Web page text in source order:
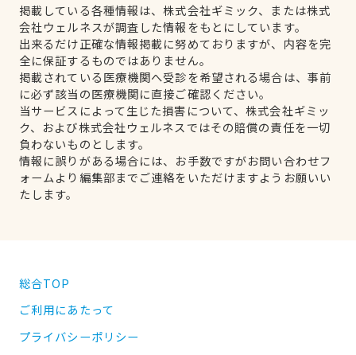
掲載している各種情報は、株式会社ギミック、または株式
会社ウェルネスが調査した情報をもとにしています。
出来るだけ正確な情報掲載に努めておりますが、内容を完
全に保証するものではありません。
掲載されている医療機関へ受診を希望される場合は、事前
に必ず該当の医療機関に直接ご確認ください。
当サービスによって生じた損害について、株式会社ギミッ
ク、および株式会社ウェルネスではその賠償の責任を一切
負わないものとします。
情報に誤りがある場合には、お手数ですがお問い合わせフ
ォームより編集部までご連絡をいただけますようお願いい
たします。
総合TOP
ご利用にあたって
プライバシーポリシー